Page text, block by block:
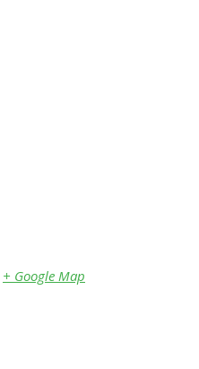
+ Google Map